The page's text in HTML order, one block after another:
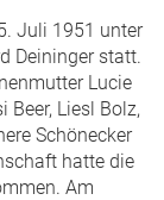
Juli 1951 unter
Deininger statt.
Lucie
Beer, Liesl Bolz,
Schönecker
hatte die
Am